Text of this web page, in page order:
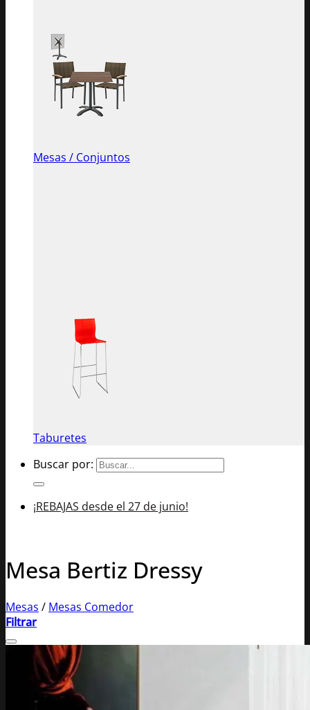
Mesas / Conjuntos
Taburetes
Buscar por:
¡REBAJAS desde el 27 de junio!
Mesa Bertiz Dressy
Mesas / Mesas Comedor
Filtrar